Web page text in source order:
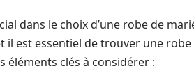
dans le choix d’une robe de
est essentiel de trouver une robe
éléments clés à considérer :